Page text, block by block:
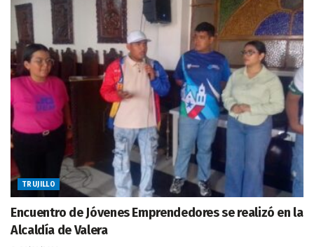
TRUJILLO
Encuentro de Jóvenes Emprendedores se realizó en la
Alcaldía de Valera